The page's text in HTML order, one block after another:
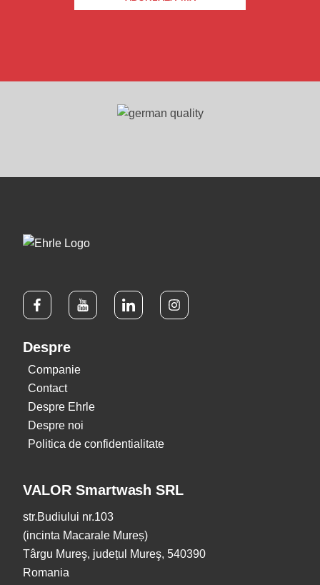
Despre
Companie
Contact
Despre Ehrle
Despre noi
Politica de confidentialitate
VALOR Smartwash SRL
str.Budiului nr.103
(incinta Macarale Mureș)
Târgu Mureş, județul Mureş, 540390
Romania